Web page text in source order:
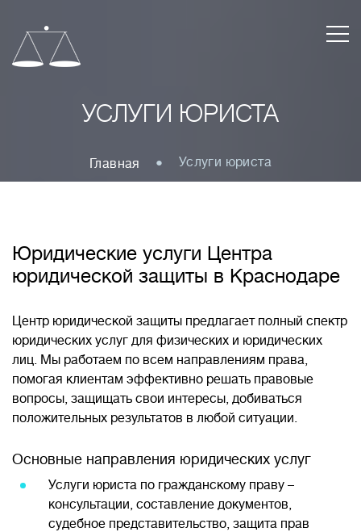
УСЛУГИ ЮРИСТА
Главная Услуги юриста
Юридические услуги Центра
юридической защиты в Краснодаре
Центр юридической защиты предлагает полный спектр
юридических услуг для физических и юридических
лиц. Мы работаем по всем направлениям права,
помогая клиентам эффективно решать правовые
вопросы, защищать свои интересы, добиваться
положительных результатов в любой ситуации.
Основные направления юридических услуг
Услуги юриста по гражданскому праву –
консультации, составление документов,
судебное представительство, защита прав